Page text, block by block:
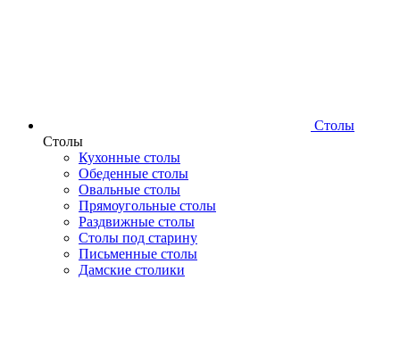
Столы
Столы
Кухонные столы
Обеденные столы
Овальные столы
Прямоугольные столы
Раздвижные столы
Столы под старину
Письменные столы
Дамские столики